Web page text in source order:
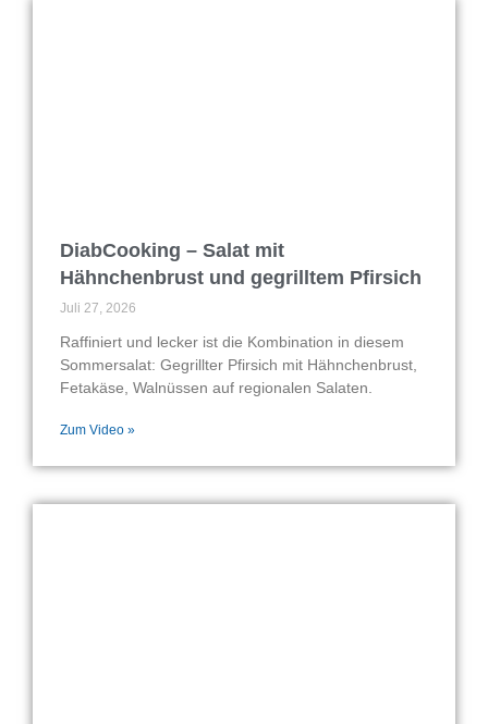
DiabCooking – Salat mit
Hähnchenbrust und gegrilltem Pfirsich
Juli 27, 2026
Raffiniert und lecker ist die Kombination in diesem
Sommersalat: Gegrillter Pfirsich mit Hähnchenbrust,
Fetakäse, Walnüssen auf regionalen Salaten.
Zum Video »